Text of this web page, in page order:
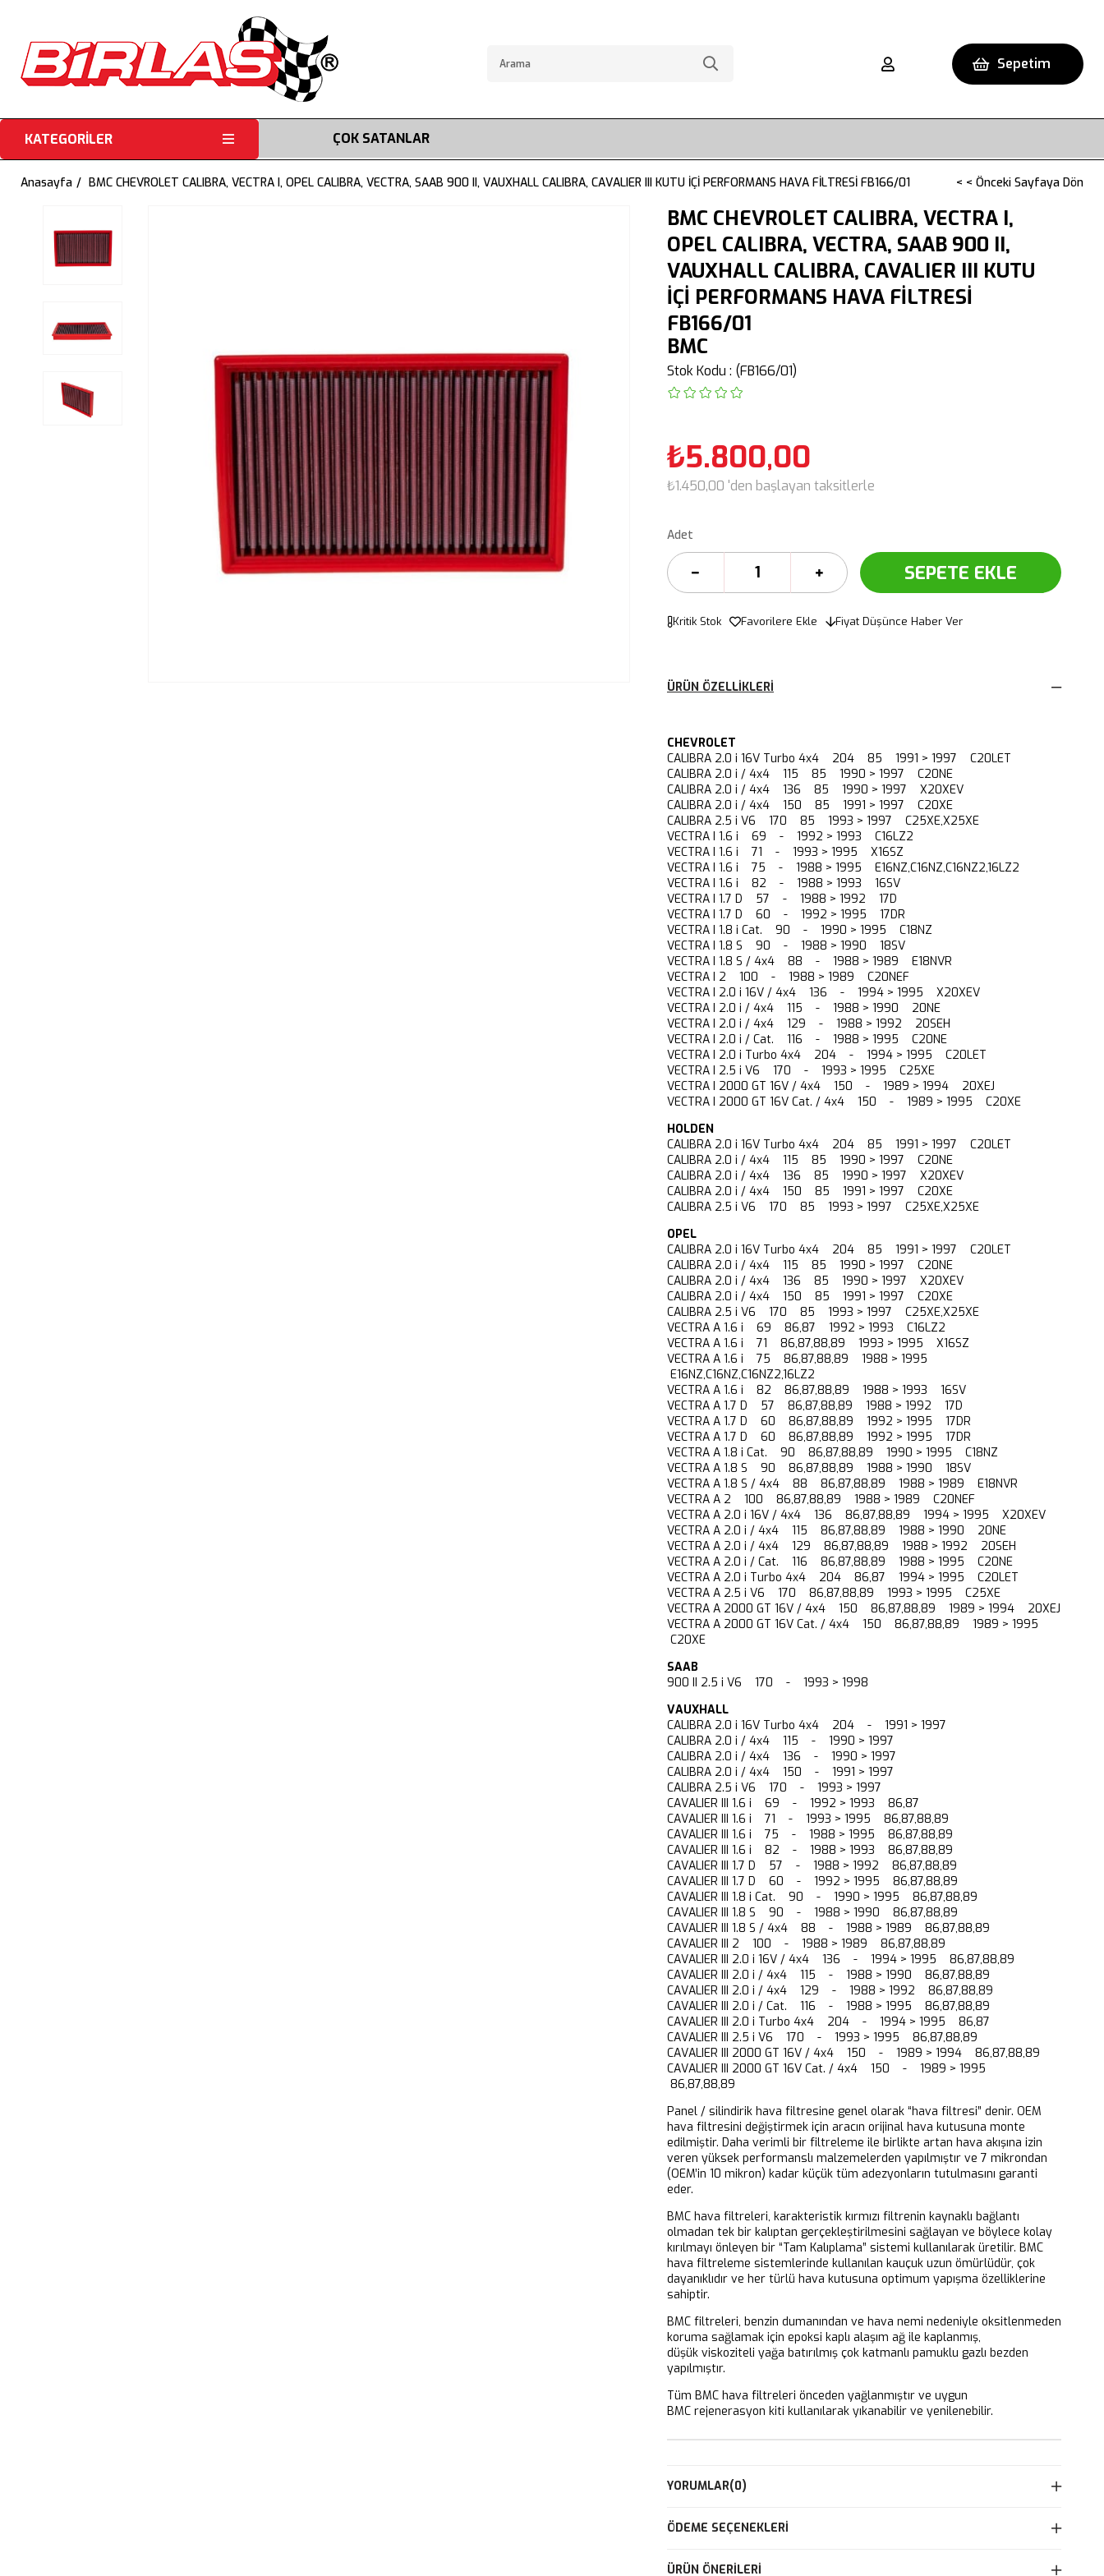
Sepetim
KATEGORİLER ÇOK SATANLAR
Anasayfa BMC CHEVROLET CALIBRA, VECTRA I, OPEL CALIBRA, VECTRA, SAAB 900 II, VAUXHALL CALIBRA, CAVALIER III KUTU İÇİ PERFORMANS HAVA FİLTRESİ FB166/01 < < Önceki Sayfaya Dön
BMC CHEVROLET CALIBRA, VECTRA I,
OPEL CALIBRA, VECTRA, SAAB 900 II,
VAUXHALL CALIBRA, CAVALIER III KUTU
İÇİ PERFORMANS HAVA FİLTRESİ
FB166/01
BMC
Stok Kodu (FB166/01)
₺5.800,00
₺1.450,00 'den başlayan taksitlerle
Adet
Kritik Stok Favorilere Ekle Fiyat Düşünce Haber Ver
ÜRÜN ÖZELLIKLERI
CHEVROLET
CALIBRA 2.0 i 16V Turbo 4x4 204 85 1991 > 1997 C20LET
CALIBRA 2.0 i / 4x4 115 85 1990 > 1997 C20NE
CALIBRA 2.0 i / 4x4 136 85 1990 > 1997 X20XEV
CALIBRA 2.0 i / 4x4 150 85 1991 > 1997 C20XE
CALIBRA 2.5 i V6 170 85 1993 > 1997 C25XE,X25XE
VECTRA I 1.6 i 69 - 1992 > 1993 C16LZ2
VECTRA I 1.6 i 71 - 1993 > 1995 X16SZ
VECTRA I 1.6 i 75 - 1988 > 1995 E16NZ,C16NZ,C16NZ2,16LZ2
VECTRA I 1.6 i 82 - 1988 > 1993 16SV
VECTRA I 1.7 D 57 - 1988 > 1992 17D
VECTRA I 1.7 D 60 - 1992 > 1995 17DR
VECTRA I 1.8 i Cat. 90 - 1990 > 1995 C18NZ
VECTRA I 1.8 S 90 - 1988 > 1990 18SV
VECTRA I 1.8 S / 4x4 88 - 1988 > 1989 E18NVR
VECTRA I 2 100 - 1988 > 1989 C20NEF
VECTRA I 2.0 i 16V / 4x4 136 - 1994 > 1995 X20XEV
VECTRA I 2.0 i / 4x4 115 - 1988 > 1990 20NE
VECTRA I 2.0 i / 4x4 129 - 1988 > 1992 20SEH
VECTRA I 2.0 i / Cat. 116 - 1988 > 1995 C20NE
VECTRA I 2.0 i Turbo 4x4 204 - 1994 > 1995 C20LET
VECTRA I 2.5 i V6 170 - 1993 > 1995 C25XE
VECTRA I 2000 GT 16V / 4x4 150 - 1989 > 1994 20XEJ
VECTRA I 2000 GT 16V Cat. / 4x4 150 - 1989 > 1995 C20XE
HOLDEN
CALIBRA 2.0 i 16V Turbo 4x4 204 85 1991 > 1997 C20LET
CALIBRA 2.0 i / 4x4 115 85 1990 > 1997 C20NE
CALIBRA 2.0 i / 4x4 136 85 1990 > 1997 X20XEV
CALIBRA 2.0 i / 4x4 150 85 1991 > 1997 C20XE
CALIBRA 2.5 i V6 170 85 1993 > 1997 C25XE,X25XE
OPEL
CALIBRA 2.0 i 16V Turbo 4x4 204 85 1991 > 1997 C20LET
CALIBRA 2.0 i / 4x4 115 85 1990 > 1997 C20NE
CALIBRA 2.0 i / 4x4 136 85 1990 > 1997 X20XEV
CALIBRA 2.0 i / 4x4 150 85 1991 > 1997 C20XE
CALIBRA 2.5 i V6 170 85 1993 > 1997 C25XE,X25XE
VECTRA A 1.6 i 69 86,87 1992 > 1993 C16LZ2
VECTRA A 1.6 i 71 86,87,88,89 1993 > 1995 X16SZ
VECTRA A 1.6 i 75 86,87,88,89 1988 > 1995
E16NZ,C16NZ,C16NZ2,16LZ2
VECTRA A 1.6 i 82 86,87,88,89 1988 > 1993 16SV
VECTRA A 1.7 D 57 86,87,88,89 1988 > 1992 17D
VECTRA A 1.7 D 60 86,87,88,89 1992 > 1995 17DR
VECTRA A 1.7 D 60 86,87,88,89 1992 > 1995 17DR
VECTRA A 1.8 i Cat. 90 86,87,88,89 1990 > 1995 C18NZ
VECTRA A 1.8 S 90 86,87,88,89 1988 > 1990 18SV
VECTRA A 1.8 S / 4x4 88 86,87,88,89 1988 > 1989 E18NVR
VECTRA A 2 100 86,87,88,89 1988 > 1989 C20NEF
VECTRA A 2.0 i 16V / 4x4 136 86,87,88,89 1994 > 1995 X20XEV
VECTRA A 2.0 i / 4x4 115 86,87,88,89 1988 > 1990 20NE
VECTRA A 2.0 i / 4x4 129 86,87,88,89 1988 > 1992 20SEH
VECTRA A 2.0 i / Cat. 116 86,87,88,89 1988 > 1995 C20NE
VECTRA A 2.0 i Turbo 4x4 204 86,87 1994 > 1995 C20LET
VECTRA A 2.5 i V6 170 86,87,88,89 1993 > 1995 C25XE
VECTRA A 2000 GT 16V / 4x4 150 86,87,88,89 1989 > 1994 20XEJ
VECTRA A 2000 GT 16V Cat. / 4x4 150 86,87,88,89 1989 > 1995
C20XE
SAAB
900 II 2.5 i V6 170 - 1993 > 1998
VAUXHALL
CALIBRA 2.0 i 16V Turbo 4x4 204 - 1991 > 1997
CALIBRA 2.0 i / 4x4 115 - 1990 > 1997
CALIBRA 2.0 i / 4x4 136 - 1990 > 1997
CALIBRA 2.0 i / 4x4 150 - 1991 > 1997
CALIBRA 2.5 i V6 170 - 1993 > 1997
CAVALIER III 1.6 i 69 - 1992 > 1993 86,87
CAVALIER III 1.6 i 71 - 1993 > 1995 86,87,88,89
CAVALIER III 1.6 i 75 - 1988 > 1995 86,87,88,89
CAVALIER III 1.6 i 82 - 1988 > 1993 86,87,88,89
CAVALIER III 1.7 D 57 - 1988 > 1992 86,87,88,89
CAVALIER III 1.7 D 60 - 1992 > 1995 86,87,88,89
CAVALIER III 1.8 i Cat. 90 - 1990 > 1995 86,87,88,89
CAVALIER III 1.8 S 90 - 1988 > 1990 86,87,88,89
CAVALIER III 1.8 S / 4x4 88 - 1988 > 1989 86,87,88,89
CAVALIER III 2 100 - 1988 > 1989 86,87,88,89
CAVALIER III 2.0 i 16V / 4x4 136 - 1994 > 1995 86,87,88,89
CAVALIER III 2.0 i / 4x4 115 - 1988 > 1990 86,87,88,89
CAVALIER III 2.0 i / 4x4 129 - 1988 > 1992 86,87,88,89
CAVALIER III 2.0 i / Cat. 116 - 1988 > 1995 86,87,88,89
CAVALIER III 2.0 i Turbo 4x4 204 - 1994 > 1995 86,87
CAVALIER III 2.5 i V6 170 - 1993 > 1995 86,87,88,89
CAVALIER III 2000 GT 16V / 4x4 150 - 1989 > 1994 86,87,88,89
CAVALIER III 2000 GT 16V Cat. / 4x4 150 - 1989 > 1995
86,87,88,89
Panel / silindirik hava filtresine genel olarak “hava filtresi” denir. OEM
hava filtresini değiştirmek için aracın orijinal hava kutusuna monte
edilmiştir. Daha verimli bir filtreleme ile birlikte artan hava akışına izin
veren yüksek performanslı malzemelerden yapılmıştır ve 7 mikrondan
(OEM’in 10 mikron) kadar küçük tüm adezyonların tutulmasını garanti
eder.
BMC hava filtreleri, karakteristik kırmızı filtrenin kaynaklı bağlantı
olmadan tek bir kalıptan gerçekleştirilmesini sağlayan ve böylece kolay
kırılmayı önleyen bir “Tam Kalıplama” sistemi kullanılarak üretilir. BMC
hava filtreleme sistemlerinde kullanılan kauçuk uzun ömürlüdür, çok
dayanıklıdır ve her türlü hava kutusuna optimum yapışma özelliklerine
sahiptir.
BMC filtreleri, benzin dumanından ve hava nemi nedeniyle oksitlenmeden
koruma sağlamak için epoksi kaplı alaşım ağ ile kaplanmış,
düşük viskoziteli yağa batırılmış çok katmanlı pamuklu gazlı bezden
yapılmıştır.
Tüm BMC hava filtreleri önceden yağlanmıştır ve uygun
BMC rejenerasyon kiti kullanılarak yıkanabilir ve yenilenebilir.
YORUMLAR(0)
ÖDEME SEÇENEKLERI
ÜRÜN ÖNERILERI